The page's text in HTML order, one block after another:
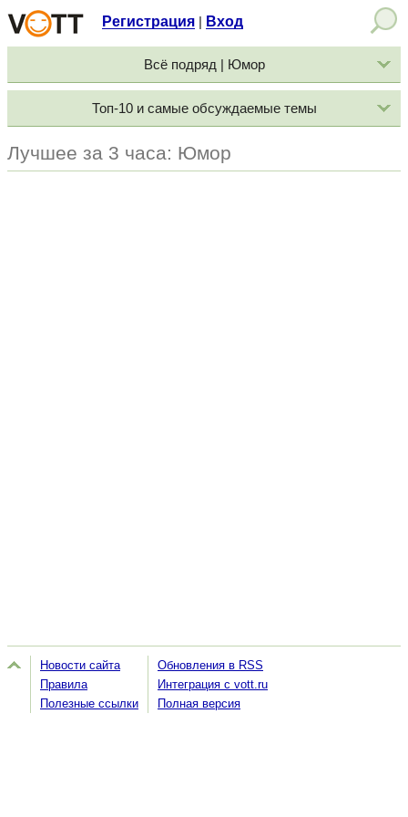
Регистрация Вход
Всё подряд | Юмор
Топ-10 и самые обсуждаемые темы
Лучшее за 3 часа: Юмор
Новости сайта
Правила
Полезные ссылки
Обновления в RSS
Интеграция с vott.ru
Полная версия